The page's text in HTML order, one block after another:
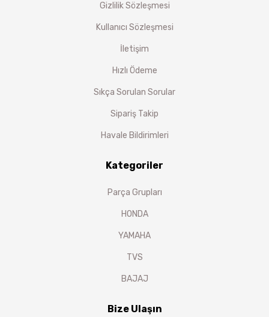
Gizlilik Sözleşmesi
Kullanıcı Sözleşmesi
İletişim
Hızlı Ödeme
Sıkça Sorulan Sorular
Sipariş Takip
Havale Bildirimleri
Kategoriler
Parça Grupları
HONDA
YAMAHA
TVS
BAJAJ
Bize Ulaşın